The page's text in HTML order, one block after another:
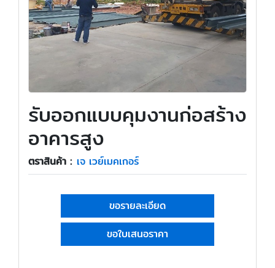
รับออกแบบคุมงานก่อสร้าง
อาคารสูง
ตราสินค้า : เจ เวย์เมคเกอร์
ขอรายละเอียด
ขอใบเสนอราคา